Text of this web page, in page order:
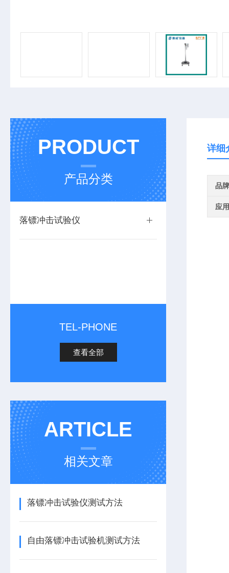
PRODUCT
产品分类
落镖冲击试验仪
TEL-PHONE
查看全部
ARTICLE
相关文章
落镖冲击试验仪测试方法
自由落镖冲击试验机测试方法
详细
品牌
应